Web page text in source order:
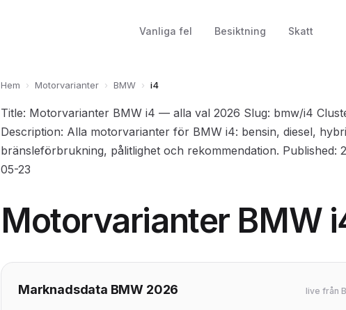
Vanliga fel Besiktning Skatt
Hem › Motorvarianter › BMW › i4
Title: Motorvarianter BMW i4 — alla val 2026 Slug: bmw/i4
Description: Alla motorvarianter för BMW i4: bensin, diesel,
bränsleförbrukning, pålitlighet och rekommendation. Published:
05-23
Motorvarianter BMW
Marknadsdata BMW 2026 live från